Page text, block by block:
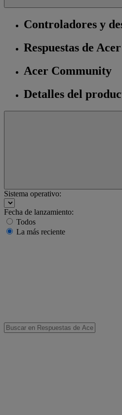
Controladores y
Respuestas de Acer
Acer Community
Detalles del
Sistema operativo:
Fecha de lanzamiento:
Todos
La más reciente